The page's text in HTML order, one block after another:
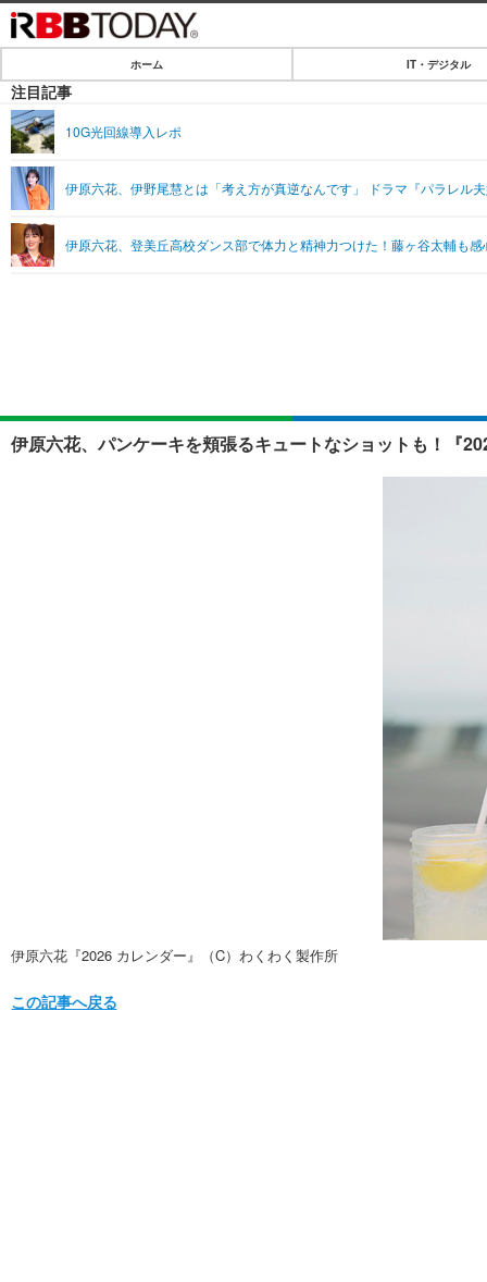
IT・デジタル
ショッピング
SPEED TEST
エンタメ
エンタメTOP
ショッピング
ライフ
ホーム IT・デジタル
注目記事
10G光回線導入レポ
伊原六花、伊野尾慧とは「考え方が真逆なんです」 ドラマ『パラレル
伊原六花、登美丘高校ダンス部で体力と精神力つけた！藤ヶ谷太輔も
伊原六花、パンケーキを頬張るキュートなショットも！『
伊原六花『2026 カレンダー』（C）わくわく製作所
この記事へ戻る